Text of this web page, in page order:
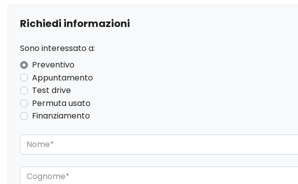
Fari anteriori a LED
Head-up display
Keyless entry
Navigatore satellitare
Riconoscimento segnali stradali
Richiedi informazioni
Sono interessato a:
Preventivo
Appuntamento
Test drive
Permuta usato
Finanziamento